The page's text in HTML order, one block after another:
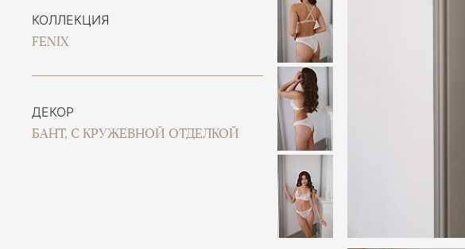
КОЛЛЕКЦИЯ
FENIX
ДЕКОР
БАНТ, С КРУЖЕВНОЙ ОТДЕЛКОЙ